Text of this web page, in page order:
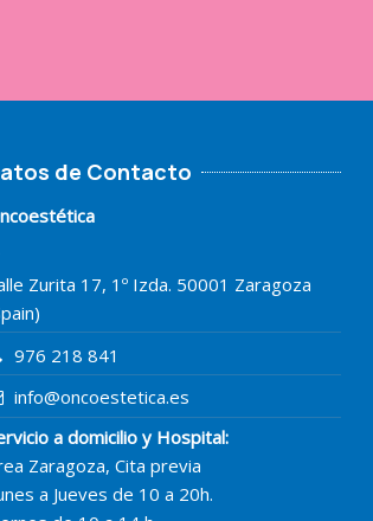
de Contacto
Zurita 17, 1º Izda. 50001 Zaragoza
976 218 841
info@oncoestetica.es
a domicilio y Hospital:
Zaragoza, Cita previa
a Jueves de 10 a 20h.